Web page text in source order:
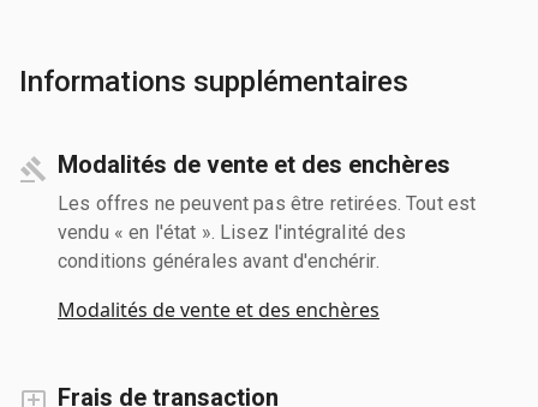
Informations supplémentaires
Modalités de vente et des enchères
Les offres ne peuvent pas être retirées. Tout est
vendu « en l'état ». Lisez l'intégralité des
conditions générales avant d'enchérir.
Modalités de vente et des enchères
Frais de transaction